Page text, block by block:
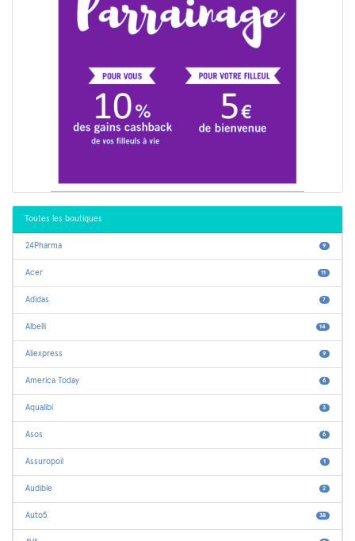
Toutes les boutiques
24Pharma 9
Acer 11
Adidas 7
Albelli 14
Aliexpress 9
America Today 6
Aqualibi 3
Asos 6
Assuropoil 1
Audible 2
Auto5 38